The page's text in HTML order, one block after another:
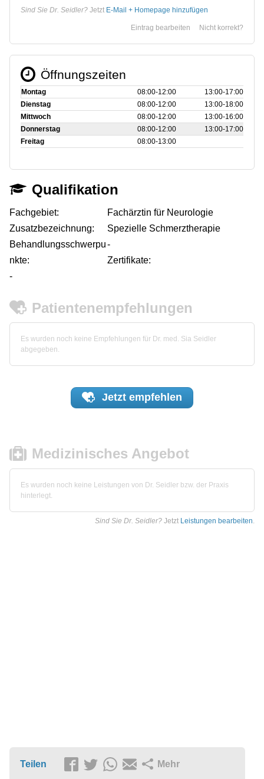
Sind Sie Dr. Seidler? Jetzt E-Mail + Homepage hinzufügen
Nicht korrekt?
Eintrag bearbeiten
Öffnungszeiten
Montag 08:00‑12:00
13:00‑17:00
Dienstag
08:00‑12:00
13:00‑18:00
Mittwoch
08:00‑12:00
13:00‑16:00
Donnerstag
08:00‑12:00
13:00‑17:00
Freitag
08:00‑13:00
Qualifikation
Fachgebiet:
Fachärztin für Neurologie
Zusatzbezeichnung:
Spezielle Schmerztherapie
Behandlungsschwerpu
nkte:
-
Zertifikate:
-
Patientenempfehlungen
Es wurden noch keine Empfehlungen für Dr. med. Sia Seidler
abgegeben.
Jetzt empfehlen
Medizinisches Angebot
Es wurden noch keine Leistungen von Dr. Seidler bzw. der Praxis
hinterlegt.
Sind Sie Dr. Seidler? Jetzt Leistungen bearbeiten.
Teilen Mehr